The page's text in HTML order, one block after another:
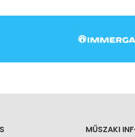
MŰSZAKI